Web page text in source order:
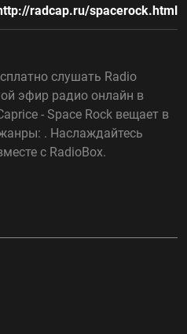
radcap.ru/spacerock.html
слушать Radio
эфир радио онлайн в
- Space Rock вещает в
. Наслаждайтесь
с RadioBox.